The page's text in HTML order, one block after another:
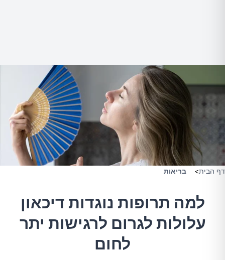
דף הבית> בריאות
למה תרופות נוגדות דיכאון
עלולות לגרום לרגישות יתר
לחום